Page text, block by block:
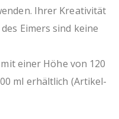
Ihrer Kreativität
Eimers sind keine
einer Höhe von 120
ml erhältlich (Artikel-